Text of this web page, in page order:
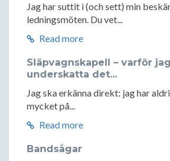
Jag har suttit i (och sett) min
ledningsmöten. Du vet...
Read more
Släpvagnskapell – varför
underskatta det...
Jag ska erkänna direkt: jag har
mycket på...
Read more
Bandsågar